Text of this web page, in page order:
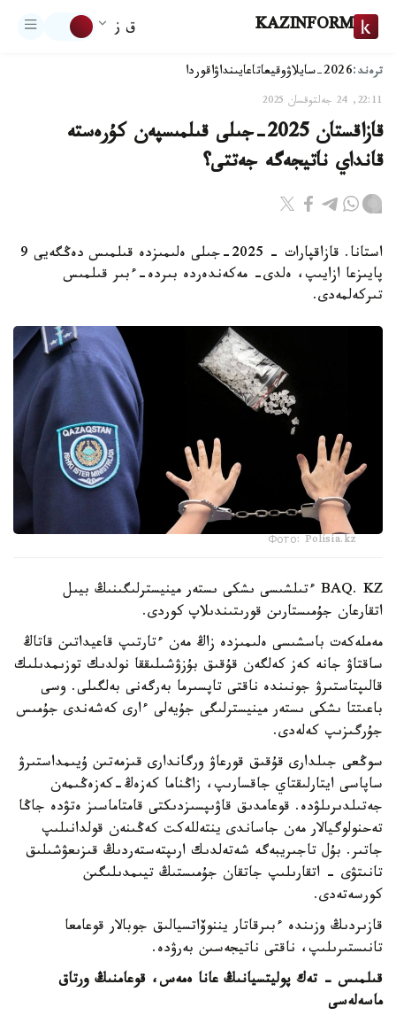
KAZINFORM ق ز
ترەند:2026-سايلاۋ وقيعاتاعايىنداۋاقوردا
22:11, 24 جەلتوقسان 2025
قازاقستان 2025-جىلى قىلمىسپەن كۇرەستە
قانداي ناتيجەگە جەتتى؟
استانا. قازاقپارات - 2025-جىلى ەلىمىزدە قىلمىس دەڭگەيى 9
پايىزعا ازايىپ، ەلدى- مەكەندەردە بىردە-ءبىر قىلمىس
تىركەلمەدى.
Фото: Polisia.kz
BAQ. KZ ءتىلشىسى ىشكى ىستەر مينيسترلىگىنىڭ بيىل
اتقارعان جۇمىستارىن قورىتىندىلاپ كوردى.
مەملەكەت باسشىسى ەلىمىزدە زاڭ مەن ءتارتىپ قاعيداتىن قاتاڭ
ساقتاۋ جانە كەز كەلگەن قۇقىق بۇزۋشىلىققا نولدىك توزىمدىلىك
قالىپتاستىرۋ جونىندە ناقتى تاپسىرما بەرگەنى بەلگىلى. وسى
باعىتتا ىشكى ىستەر مينيسترلىگى جۇيەلى ءارى كەشەندى جۇمىس
جۇرگىزىپ كەلەدى.
سوڭعى جىلدارى قۇقىق قورعاۋ ورگاندارى قىزمەتىن ۇيىمداستىرۋ
ساپاسى ايتارلىقتاي جاقسارىپ، زاڭناما كەزەڭ-كەزەڭىمەن
جەتىلدىرىلۋدە. قوعامدىق قاۋىپسىزدىكتى قامتاماسىز ەتۋدە جاڭا
تەحنولوگيالار مەن جاساندى ينتەللەكت كەڭىنەن قولدانىلىپ
جاتىر. بۇل تاجىريبەگە شەتەلدىك ارىپتەستەردىڭ قىزىعۋشىلىق
تانىتۋى - اتقارىلىپ جاتقان جۇمىستىڭ تيىمدىلىگىن
كورسەتەدى.
قازىردىڭ وزىندە ءبىرقاتار يننوۆاتسيالىق جوبالار قوعامعا
تانىستىرىلىپ، ناقتى ناتيجەسىن بەرۋدە.
قىلمىس - تەك پوليتسيانىڭ عانا ەمەس، قوعامنىڭ ورتاق
ماسەلەسى